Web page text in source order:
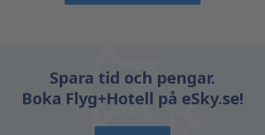
Spara tid och pengar.
Boka Flyg+Hotell på eSky.se!